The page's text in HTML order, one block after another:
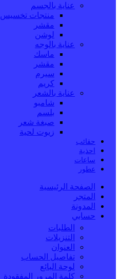
عناية بالجسم
منتجات تخسيس
مقشر
لوشن
عناية بالوجه
ماسك
مقشر
سيرم
كريم
عناية بالشعر
شامبو
بلسم
صبغة شعر
زيوت لحية
حقائب
احذية
ساعات
عطور
الصفحة الرئيسية
المتجر
المدونة
حسابي
الطلبات
التنزيلات
العنوان
تفاصيل الحساب
لوحة البائع
كلمة المرور المفقودة